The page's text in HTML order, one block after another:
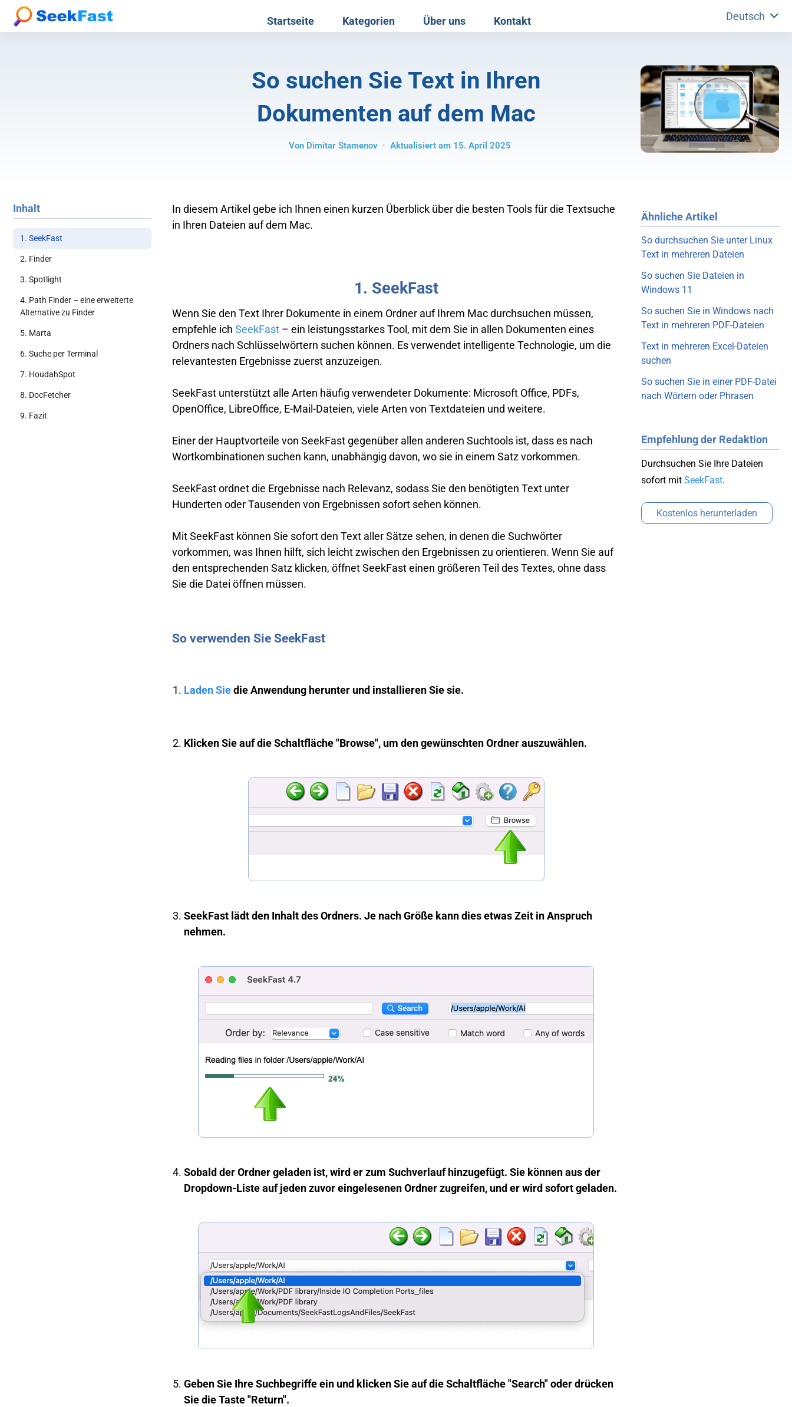
Startseite Kategorien Über uns Kontakt Deutsch
So suchen Sie Text in Ihren
Dokumenten auf dem Mac
Von Dimitar Stamenov· Aktualisiert am 15. April 2025
Inhalt
1. SeekFast
2. Finder
3. Spotlight
4. Path Finder – eine erweiterte
Alternative zu Finder
5. Marta
6. Suche per Terminal
7. HoudahSpot
8. DocFetcher
9. Fazit
In diesem Artikel gebe ich Ihnen einen kurzen Überblick über die besten Tools für die Textsuche
in Ihren Dateien auf dem Mac.
1. SeekFast
Wenn Sie den Text Ihrer Dokumente in einem Ordner auf Ihrem Mac durchsuchen müssen,
empfehle ich SeekFast – ein leistungsstarkes Tool, mit dem Sie in allen Dokumenten eines
Ordners nach Schlüsselwörtern suchen können. Es verwendet intelligente Technologie, um die
relevantesten Ergebnisse zuerst anzuzeigen.
SeekFast unterstützt alle Arten häufig verwendeter Dokumente: Microsoft Office, PDFs,
OpenOffice, LibreOffice, E-Mail-Dateien, viele Arten von Textdateien und weitere.
Einer der Hauptvorteile von SeekFast gegenüber allen anderen Suchtools ist, dass es nach
Wortkombinationen suchen kann, unabhängig davon, wo sie in einem Satz vorkommen.
SeekFast ordnet die Ergebnisse nach Relevanz, sodass Sie den benötigten Text unter
Hunderten oder Tausenden von Ergebnissen sofort sehen können.
Mit SeekFast können Sie sofort den Text aller Sätze sehen, in denen die Suchwörter
vorkommen, was Ihnen hilft, sich leicht zwischen den Ergebnissen zu orientieren. Wenn Sie auf
den entsprechenden Satz klicken, öffnet SeekFast einen größeren Teil des Textes, ohne dass
Sie die Datei öffnen müssen.
So verwenden Sie SeekFast
Laden Siedie Anwendung herunter und installieren Sie sie.
Klicken Sie auf die Schaltfläche "Browse", um den gewünschten Ordner auszuwählen.
SeekFast lädt den Inhalt des Ordners. Je nach Größe kann dies etwas Zeit in Anspruch
nehmen.
Sobald der Ordner geladen ist, wird er zum Suchverlauf hinzugefügt. Sie können aus der
Dropdown-Liste auf jeden zuvor eingelesenen Ordner zugreifen, und er wird sofort geladen.
Geben Sie Ihre Suchbegriffe ein und klicken Sie auf die Schaltfläche "Search" oder drücken
Sie die Taste "Return".
Ähnliche Artikel
So durchsuchen Sie unter Linux
Text in mehreren Dateien
So suchen Sie Dateien in
Windows 11
So suchen Sie in Windows nach
Text in mehreren PDF-Dateien
Text in mehreren Excel-Dateien
suchen
So suchen Sie in einer PDF-Datei
nach Wörtern oder Phrasen
Empfehlung der Redaktion
Durchsuchen Sie Ihre Dateien
sofort mit SeekFast.
Kostenlos herunterladen